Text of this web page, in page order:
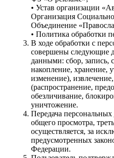
• Устав организации
Организация
Объединение
• Политика обработки
В ходе обработки с
совершены следующие
данными: сбор, запись,
накопление, хранение,
изменение),
(распространение,
обезличивание,
уничтожение.
Передача
общего просмотра,
осуществляется, за
предусмотренных
Федерации.